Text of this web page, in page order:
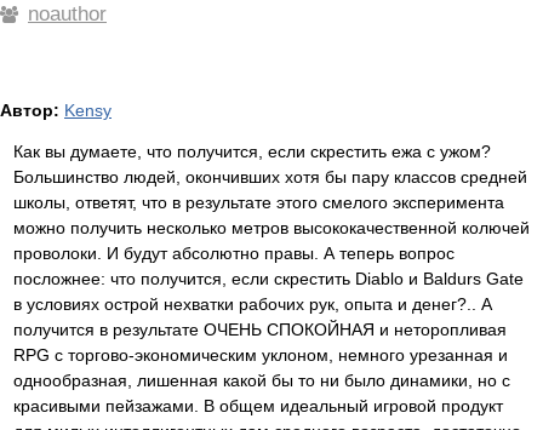
noauthor
Автор: Kensy
Как вы думаете, что получится, если скрестить ежа с ужом?
Большинство людей, окончивших хотя бы пару классов средней
школы, ответят, что в результате этого смелого эксперимента
можно получить несколько метров высококачественной колючей
проволоки. И будут абсолютно правы. А теперь вопрос
посложнее: что получится, если скрестить Diablo и Baldurs Gate
в условиях острой нехватки рабочих рук, опыта и денег?.. А
получится в результате ОЧЕНЬ СПОКОЙНАЯ и неторопливая
RPG с торгово-экономическим уклоном, немного урезанная и
однообразная, лишенная какой бы то ни было динамики, но с
красивыми пейзажами. В общем идеальный игровой продукт